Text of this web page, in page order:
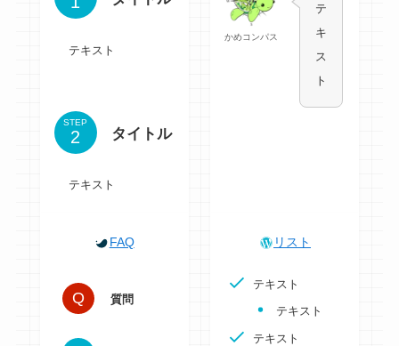
テキスト
STEP
タイトル
テキスト
かめコンパス
テ
キ
ス
ト
FAQ
質問
リスト
テキスト
テキスト
テキスト